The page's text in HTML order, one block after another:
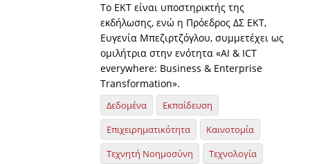
Το ΕΚΤ είναι υποστηρικτής της
εκδήλωσης, ενώ η Πρόεδρος ΔΣ ΕΚΤ,
Ευγενία Μπεζιρτζόγλου, συμμετέχει ως
ομιλήτρια στην ενότητα «ΑΙ & ICT
everywhere: Business & Enterprise
Transformation».
Δεδομένα
Εκπαίδευση
Επιχειρηματικότητα
Καινοτομία
Τεχνητή Νοημοσύνη
Τεχνολογία